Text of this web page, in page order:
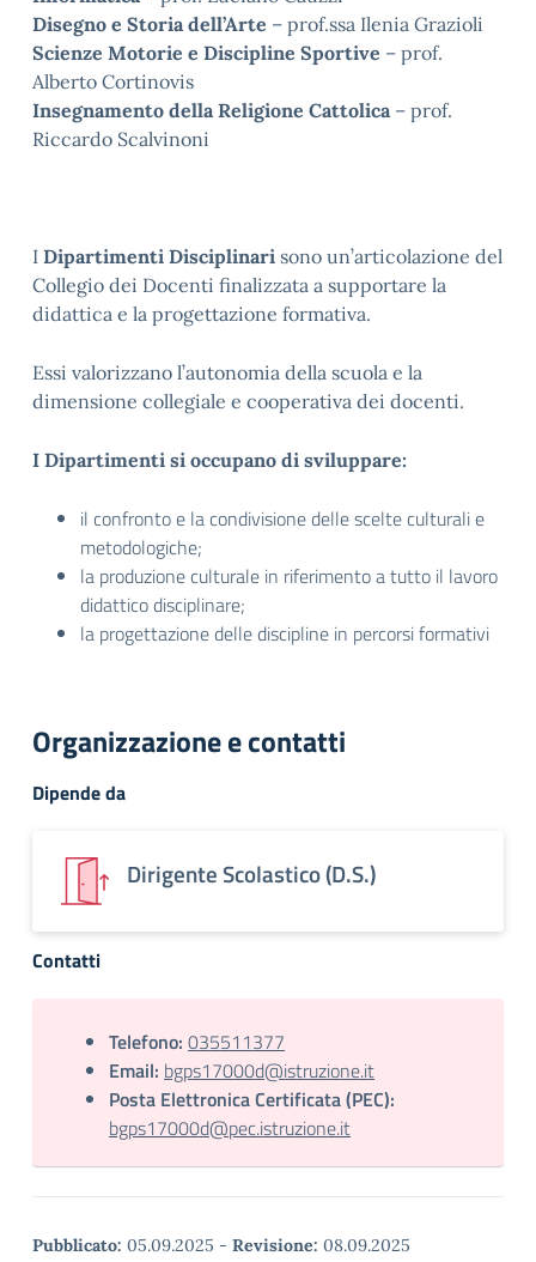
Disegno e Storia dell’Arte – prof.ssa Ilenia Grazioli
Scienze Motorie e Discipline Sportive – prof.
Alberto Cortinovis
Insegnamento della Religione Cattolica– prof.
Riccardo Scalvinoni
I Dipartimenti Disciplinari sono un’articolazione del
Collegio dei Docenti finalizzata a supportare la
didattica e la progettazione formativa.
Essi valorizzano l’autonomia della scuola e la
dimensione collegiale e cooperativa dei docenti.
I Dipartimenti si occupano di sviluppare:
il confronto e la condivisione delle scelte culturali e
metodologiche;
la produzione culturale in riferimento a tutto il lavoro
didattico disciplinare;
la progettazione delle discipline in percorsi formativi
Organizzazione e contatti
Dipende da
Dirigente Scolastico (D.S.)
Contatti
Telefono: 035511377
Email: bgps17000d@istruzione.it
Posta Elettronica Certificata (PEC):
bgps17000d@pec.istruzione.it
Pubblicato: 05.09.2025 - Revisione: 08.09.2025